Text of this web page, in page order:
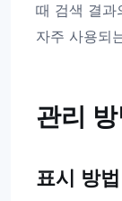
때 검색 결과
자주 사용되
관리 방
표시 방법